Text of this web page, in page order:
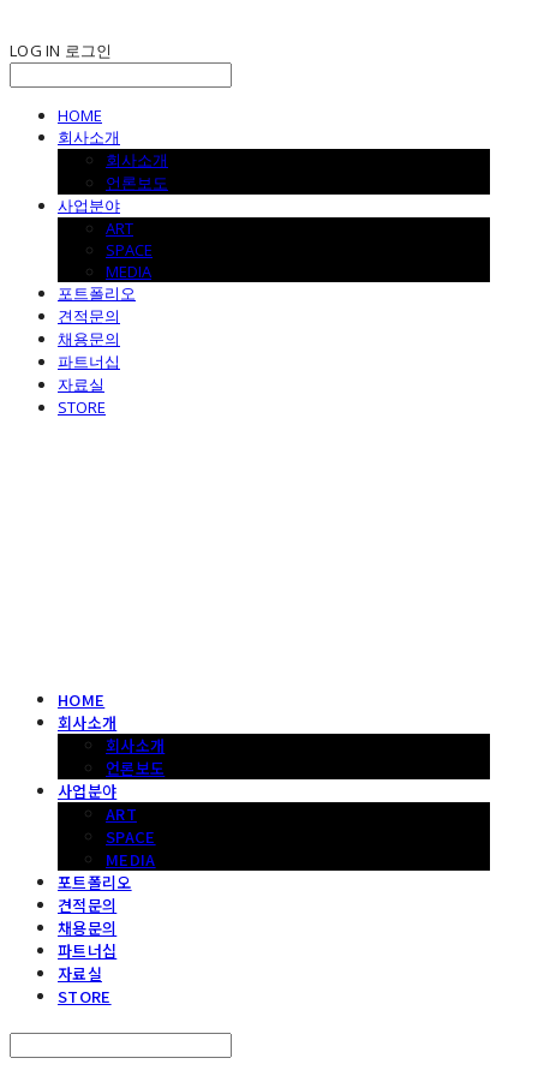
LOG IN 로그인
HOME
회사소개
회사소개
언론보도
사업분야
ART
SPACE
MEDIA
포트폴리오
견적문의
채용문의
파트너십
자료실
STORE
HOME
회사소개
회사소개
언론보도
사업분야
ART
SPACE
MEDIA
포트폴리오
견적문의
채용문의
파트너십
자료실
STORE